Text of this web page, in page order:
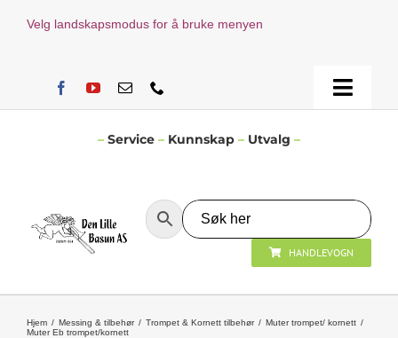
Velg landskapsmodus for å bruke menyen
Toggle
– Service – Kunnskap – Utvalg –
HANDLEVOGN
Hjem Messing & tilbehør Trompet & Kornett tilbehør
Muter trompet/ kornett
Muter Eb trompet/kornett